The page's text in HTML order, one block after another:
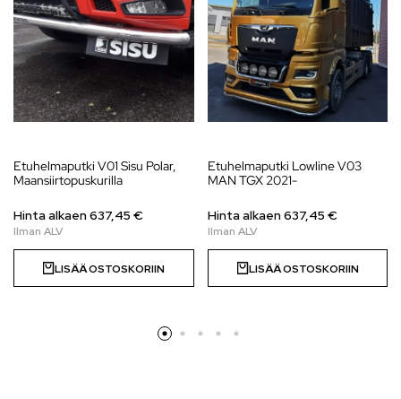
Etuhelmaputki V01 Sisu Polar,
Maansiirtopuskurilla
Hinta alkaen637,45 €
LISÄÄ OSTOSKORIIN
Etuhelmaputki Lowline V03
MAN TGX 2021-
Hinta alkaen637,45 €
LISÄÄ OSTOSKORIIN